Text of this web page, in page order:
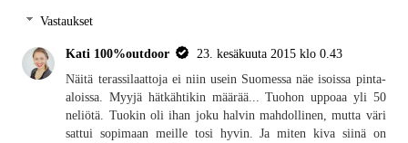
Vastaukset
Kati 100%outdoor
23. kesäkuuta 2015 klo 0.43
Näitä terassilaattoja ei niin usein Suomessa näe isoissa pinta-
aloissa. Myyjä hätkähtikin määrää... Tuohon uppoaa yli 50
neliötä. Tuokin oli ihan joku halvin mahdollinen, mutta väri
sattui sopimaan meille tosi hyvin. Ja miten kiva siinä on